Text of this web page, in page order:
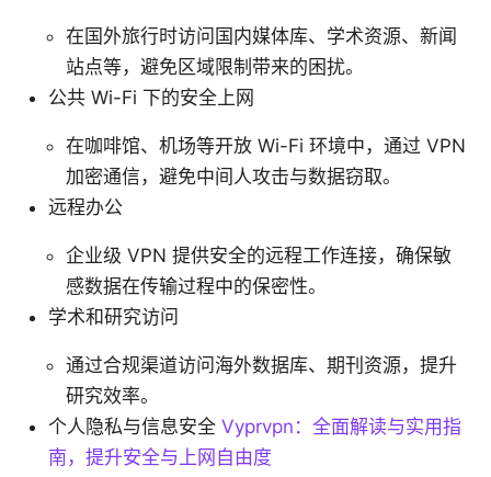
在国外旅行时访问国内媒体库、学术资源、新闻
站点等，避免区域限制带来的困扰。
公共 Wi-Fi 下的安全上网
在咖啡馆、机场等开放 Wi-Fi 环境中，通过 VPN
加密通信，避免中间人攻击与数据窃取。
远程办公
企业级 VPN 提供安全的远程工作连接，确保敏
感数据在传输过程中的保密性。
学术和研究访问
通过合规渠道访问海外数据库、期刊资源，提升
研究效率。
个人隐私与信息安全 Vyprvpn：全面解读与实用指
南，提升安全与上网自由度